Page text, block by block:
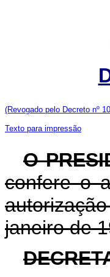
(Revogado pelo Decreto nº
Texto para impressão
O
confere o
janeiro de